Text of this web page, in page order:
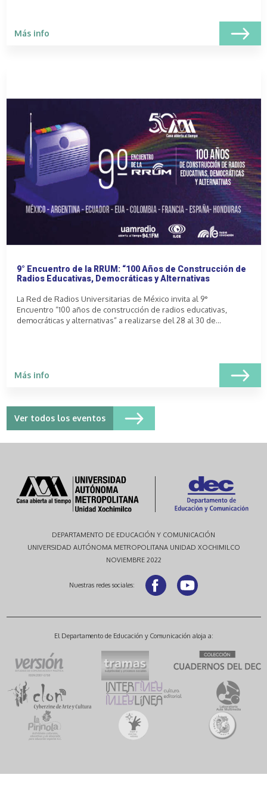
Más info
9° Encuentro de la RRUM: “100 Años de Construcción de
Radios Educativas, Democráticas y Alternativas
La Red de Radios Universitarias de México invita al 9°
Encuentro “100 años de construcción de radios educativas,
democráticas y alternativas” a realizarse del 28 al 30 de...
Más info
Ver todos los eventos
DEPARTAMENTO DE EDUCACIÓN Y COMUNICACIÓN
UNIVERSIDAD AUTÓNOMA METROPOLITANA UNIDAD XOCHIMILCO
NOVIEMBRE 2022
Nuestras redes sociales:
El Departamento de Educación y Comunicación aloja a: